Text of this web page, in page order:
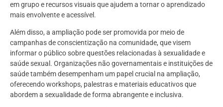
em grupo e recursos visuais que ajudem a tornar o aprendizado
mais envolvente e acessível.
Além disso, a ampliação pode ser promovida por meio de
campanhas de conscientização na comunidade, que visem
informar o público sobre questões relacionadas à sexualidade e
saúde sexual. Organizações não governamentais e instituições de
saúde também desempenham um papel crucial na ampliação,
oferecendo workshops, palestras e materiais educativos que
abordem a sexualidade de forma abrangente e inclusiva.